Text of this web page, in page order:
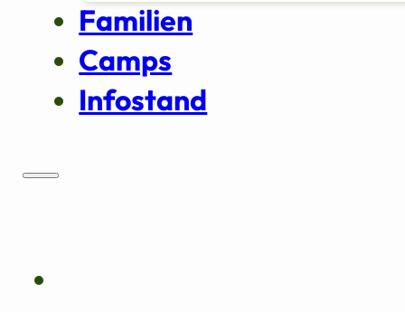
Familien
Camps
Infostand